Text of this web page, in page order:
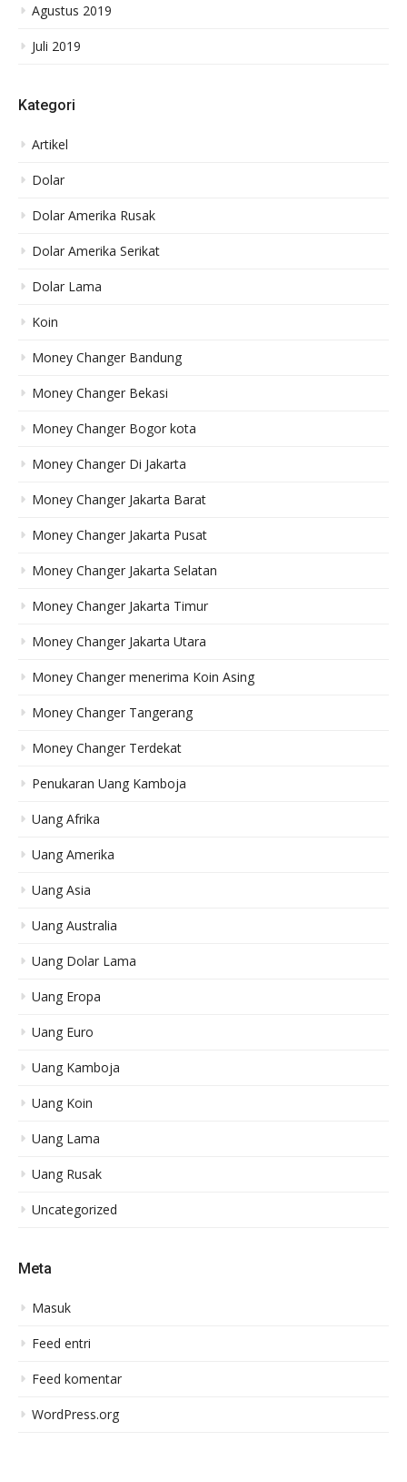
Agustus 2019
Juli 2019
Kategori
Artikel
Dolar
Dolar Amerika Rusak
Dolar Amerika Serikat
Dolar Lama
Koin
Money Changer Bandung
Money Changer Bekasi
Money Changer Bogor kota
Money Changer Di Jakarta
Money Changer Jakarta Barat
Money Changer Jakarta Pusat
Money Changer Jakarta Selatan
Money Changer Jakarta Timur
Money Changer Jakarta Utara
Money Changer menerima Koin Asing
Money Changer Tangerang
Money Changer Terdekat
Penukaran Uang Kamboja
Uang Afrika
Uang Amerika
Uang Asia
Uang Australia
Uang Dolar Lama
Uang Eropa
Uang Euro
Uang Kamboja
Uang Koin
Uang Lama
Uang Rusak
Uncategorized
Meta
Masuk
Feed entri
Feed komentar
WordPress.org